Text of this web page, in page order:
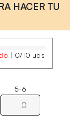
HACER TU
| 0/10 uds
5-6